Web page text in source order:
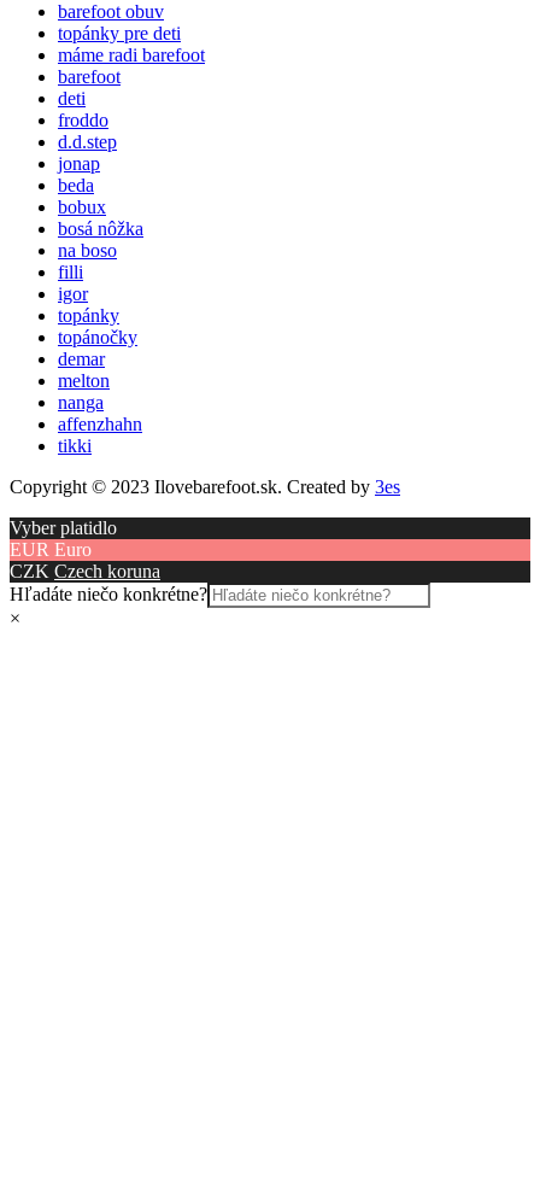
barefoot obuv
topánky pre deti
máme radi barefoot
barefoot
deti
froddo
d.d.step
jonap
beda
bobux
bosá nôžka
na boso
filli
igor
topánky
topánočky
demar
melton
nanga
affenzhahn
tikki
Copyright © 2023 Ilovebarefoot.sk. Created by 3es
Vyber platidlo
EUR Euro
CZK Czech koruna
Hľadáte niečo konkrétne?
×